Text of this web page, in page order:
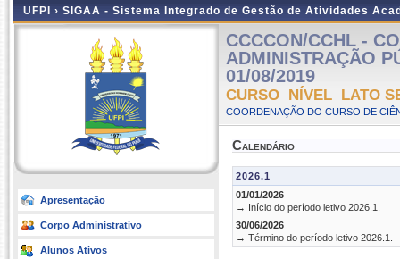
UFPI › SIGAA - Sistema Integrado de Gestão de Atividades
Apresentação
Corpo Administrativo
Alunos Ativos
CCCCON/CCHL -
ADMINISTRAÇÃO
01/08/2019
CURSO NÍVEL LATO
COORDENAÇÃO DO CURSO DE
Calendário
2026.1
01/01/2026
→ Início do período letivo 2026.1.
30/06/2026
→ Término do período letivo 2026.1.